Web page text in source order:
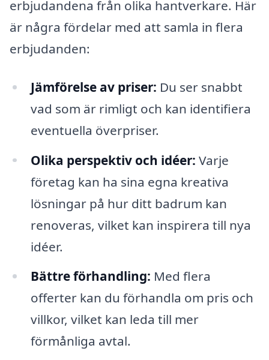
erbjudandena från olika hantverkare. Här
är några fördelar med att samla in flera
erbjudanden:
Jämförelse av priser: Du ser snabbt
vad som är rimligt och kan identifiera
eventuella överpriser.
Olika perspektiv och idéer: Varje
företag kan ha sina egna kreativa
lösningar på hur ditt badrum kan
renoveras, vilket kan inspirera till nya
idéer.
Bättre förhandling: Med flera
offerter kan du förhandla om pris och
villkor, vilket kan leda till mer
förmånliga avtal.